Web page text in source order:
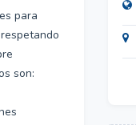
para
son: